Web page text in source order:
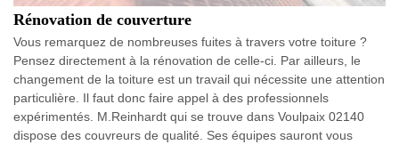
Rénovation de couverture
Vous remarquez de nombreuses fuites à travers votre toiture ?
Pensez directement à la rénovation de celle-ci. Par ailleurs, le
changement de la toiture est un travail qui nécessite une attention
particulière. Il faut donc faire appel à des professionnels
expérimentés. M.Reinhardt qui se trouve dans Voulpaix 02140
dispose des couvreurs de qualité. Ses équipes sauront vous